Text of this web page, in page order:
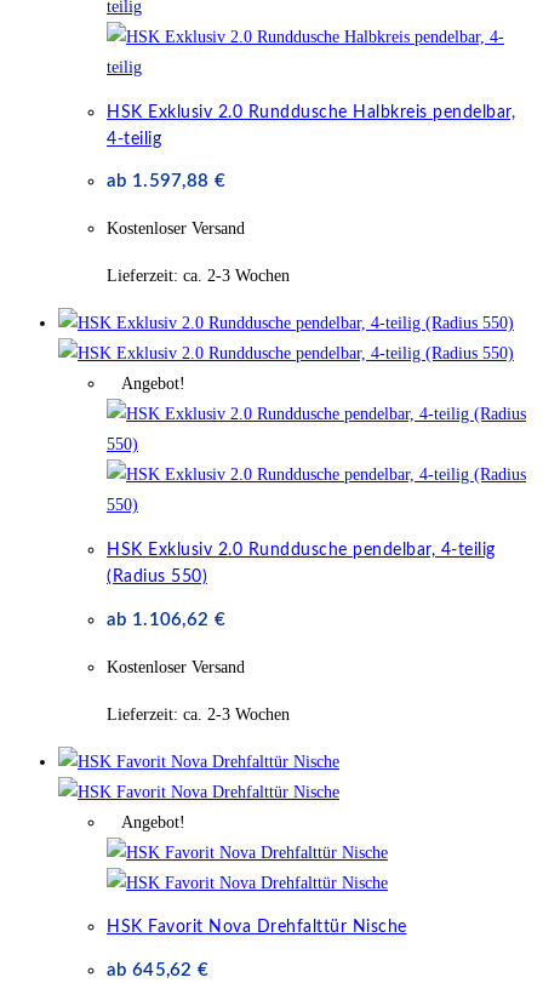
HSK Exklusiv 2.0 Runddusche Halbkreis pendelbar,
4-teilig
ab 1.597,88 €
Kostenloser Versand
Lieferzeit: ca. 2-3 Wochen
Angebot!
HSK Exklusiv 2.0 Runddusche pendelbar, 4-teilig
(Radius 550)
ab 1.106,62 €
Kostenloser Versand
Lieferzeit: ca. 2-3 Wochen
Angebot!
HSK Favorit Nova Drehfalttür Nische
ab 645,62€